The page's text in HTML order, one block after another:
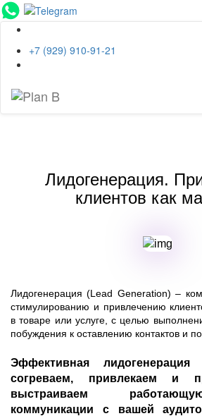
+7 (929) 910-91-21
Лидогенерация.
клиентов как
Лидогенерация (Lead Generation) –
стимулированию и привлечению
в товаре или услуге, с целью
побуждения к оставлению контактов и
Эффективная
согреваем, привлекаем и
выстраиваем
коммуникации с вашей